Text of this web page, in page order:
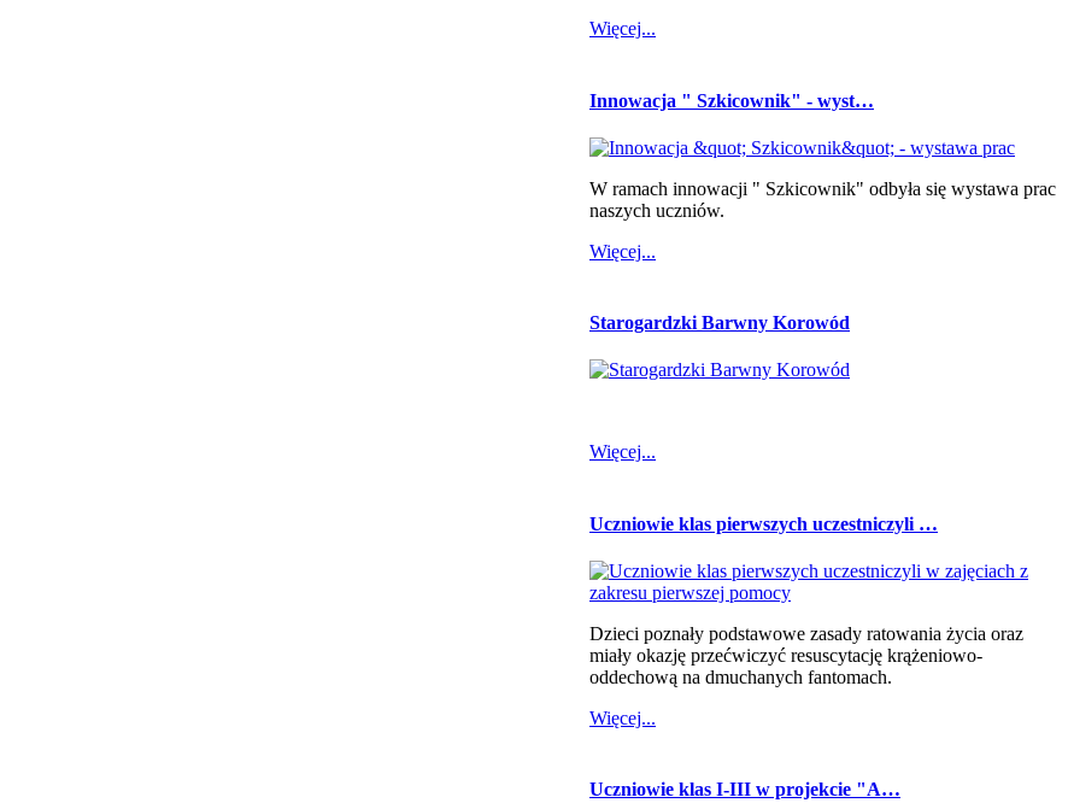
Więcej...
Innowacja " Szkicownik" - wyst…
W ramach innowacji " Szkicownik" odbyła się wystawa prac
naszych uczniów.
Więcej...
Starogardzki Barwny Korowód
Więcej...
Uczniowie klas pierwszych uczestniczyli …
Dzieci poznały podstawowe zasady ratowania życia oraz
miały okazję przećwiczyć resuscytację krążeniowo-
oddechową na dmuchanych fantomach.
Więcej...
Uczniowie klas I-III w projekcie "A…